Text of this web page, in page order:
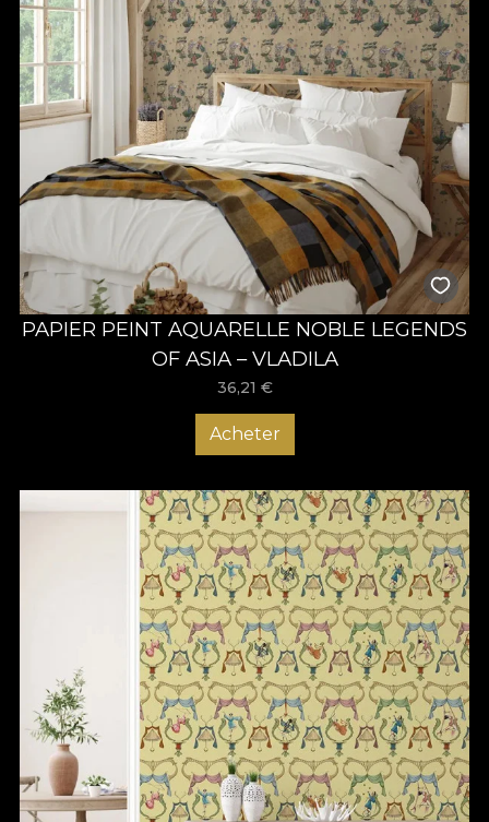
PAPIER PEINT AQUARELLE NOBLE LEGENDS
OF ASIA – VLADILA
36,21 €
Acheter